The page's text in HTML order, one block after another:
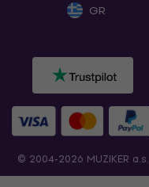
GR
© 2004-2026 MUZIKER a.s.